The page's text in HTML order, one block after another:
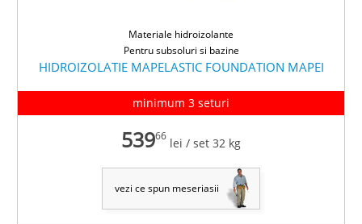
Materiale hidroizolante
Pentru subsoluri si bazine
HIDROIZOLATIE MAPELASTIC FOUNDATION MAPEI
minimum 3 seturi
53966 lei / set 32 kg
vezi ce spun meseriasii